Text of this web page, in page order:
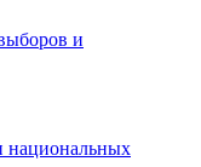
и
национальных